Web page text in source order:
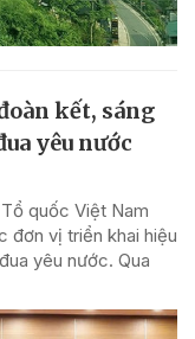
kết, sáng
yêu nước
quốc Việt Nam
đơn vị triển khai hiệu
yêu nước. Qua